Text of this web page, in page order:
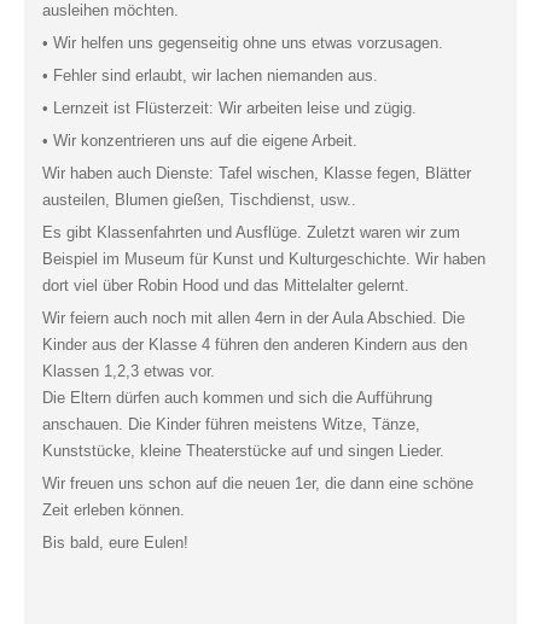
ausleihen möchten.
• Wir helfen uns gegenseitig ohne uns etwas vorzusagen.
• Fehler sind erlaubt, wir lachen niemanden aus.
• Lernzeit ist Flüsterzeit: Wir arbeiten leise und zügig.
• Wir konzentrieren uns auf die eigene Arbeit.
Wir haben auch Dienste: Tafel wischen, Klasse fegen, Blätter
austeilen, Blumen gießen, Tischdienst, usw..
Es gibt Klassenfahrten und Ausflüge. Zuletzt waren wir zum
Beispiel im Museum für Kunst und Kulturgeschichte. Wir haben
dort viel über Robin Hood und das Mittelalter gelernt.
Wir feiern auch noch mit allen 4ern in der Aula Abschied. Die
Kinder aus der Klasse 4 führen den anderen Kindern aus den
Klassen 1,2,3 etwas vor.
Die Eltern dürfen auch kommen und sich die Aufführung
anschauen. Die Kinder führen meistens Witze, Tänze,
Kunststücke, kleine Theaterstücke auf und singen Lieder.
Wir freuen uns schon auf die neuen 1er, die dann eine schöne
Zeit erleben können.
Bis bald, eure Eulen!